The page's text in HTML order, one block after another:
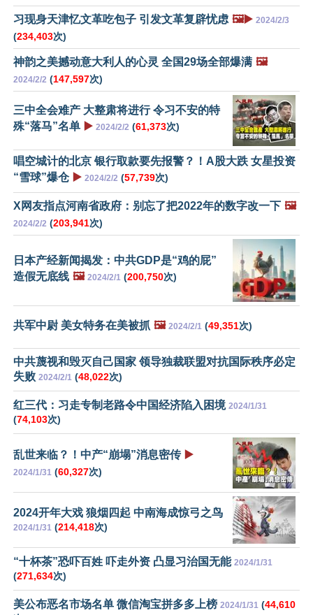
习现身天津忆文革吃包子 引发文革复辟忧虑 🖼️▶️ 2024/2/3
(234,403次)
神韵之美撼动意大利人的心灵 全国29场全部爆满 🖼️
2024/2/2 (147,597次)
三中全会难产 大整肃将进行 令习不安的特
殊“落马”名单 ▶️ 2024/2/2 (61,373次)
唱空城计的北京 银行取款要先报警？！A股大跌 女星投资
“雪球”爆仓 ▶️ 2024/2/2 (57,739次)
X网友指点河南省政府：别忘了把2022年的数字改一下 🖼️
2024/2/2 (203,941次)
日本产经新闻揭发：中共GDP是“鸡的屁”
造假无底线 🖼️ 2024/2/1 (200,750次)
共军中尉 美女特务在美被抓 🖼️ 2024/2/1 (49,351次)
中共蔑视和毁灭自己国家 领导独裁联盟对抗国际秩序必定
失败 2024/2/1 (48,022次)
红三代：习走专制老路令中国经济陷入困境 2024/1/31
(74,103次)
乱世来临？！中产“崩塌”消息密传 ▶️
2024/1/31 (60,327次)
2024开年大戏 狼烟四起 中南海成惊弓之鸟
2024/1/31 (214,418次)
“十杯茶”恐吓百姓 吓走外资 凸显习治国无能 2024/1/31
(271,634次)
美公布恶名市场名单 微信淘宝拼多多上榜 2024/1/31 (44,610